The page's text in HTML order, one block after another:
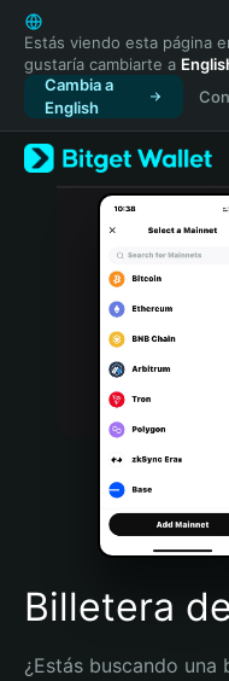
English
日本語
Tiếng Việt
Русский
Español (Latinoamérica)
Türkçe
Italiano
Português (Portugal)
Bahasa Indonesia
Português (Brasil)
Español (Argentina)
Estás viendo esta página
gustaría cambiarte a
Cambia a
English
Billetera
¿Estás buscando